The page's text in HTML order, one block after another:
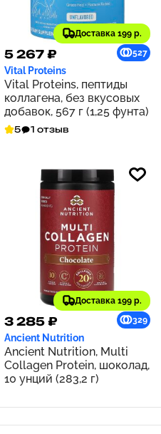
Доставка 199 р.
5 267 ₽ 527
Vital Proteins
Vital Proteins, пептиды
коллагена, без вкусовых
добавок, 567 г (1,25 фунта)
5 1 отзыв
Доставка 199 р.
3 285 ₽ 329
Ancient Nutrition
Ancient Nutrition, Multi
Collagen Protein, шоколад,
10 унций (283,2 г)